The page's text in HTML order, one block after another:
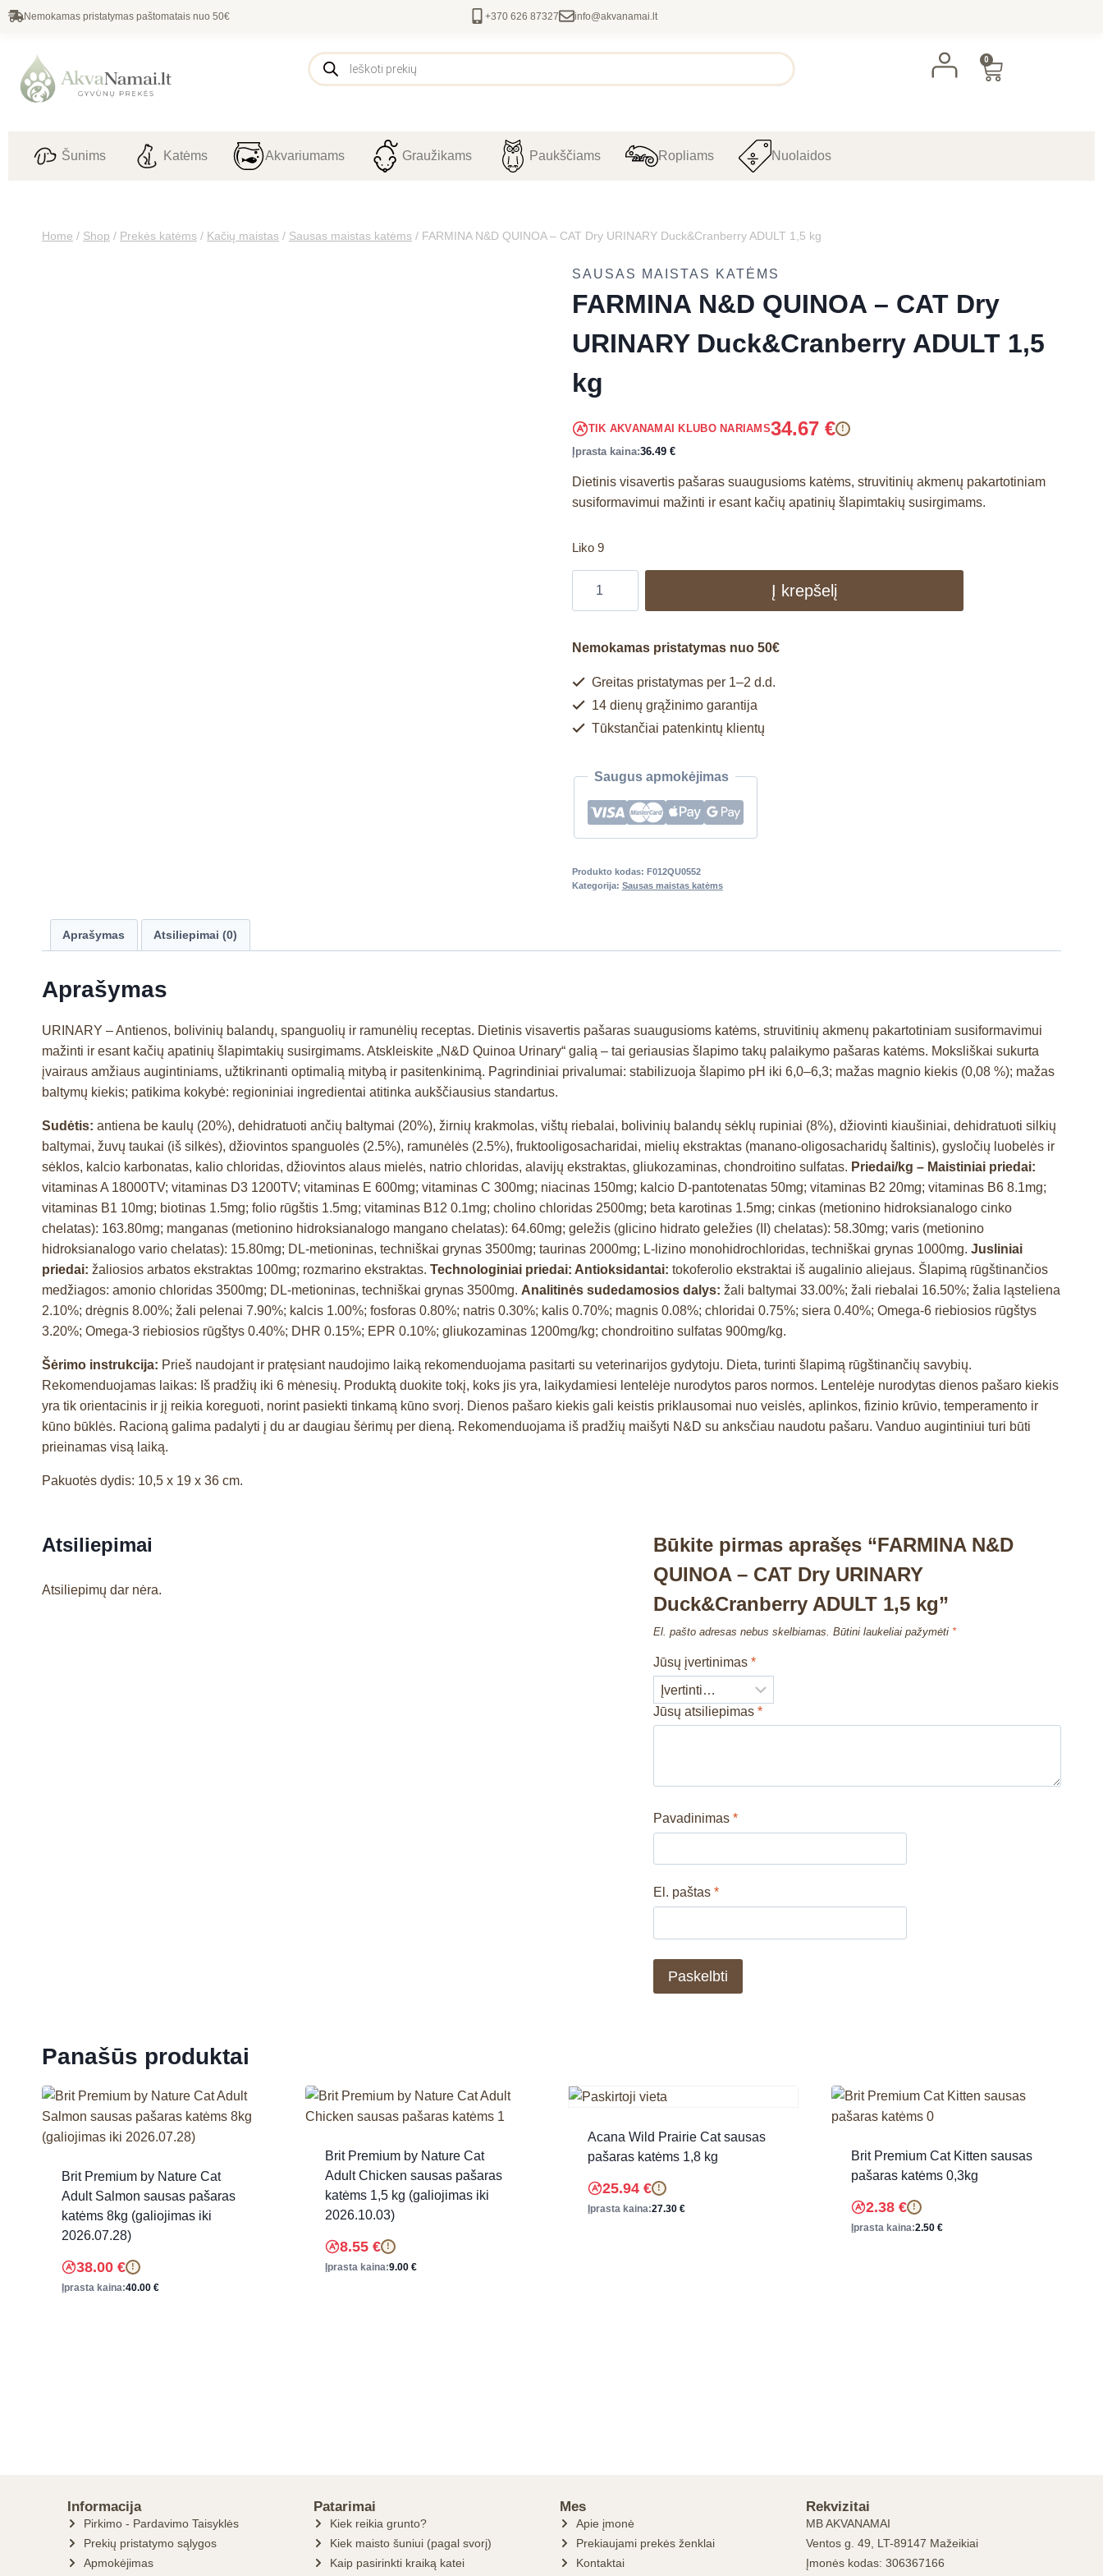
Nemokamas pristatymas paštomatais nuo 50€ +370 626 87327 info@akvanamai.lt
0
Šunims Katėms Akvariumams Graužikams Paukščiams Ropliams Nuolaidos
Home / Shop / Prekės katėms / Kačių maistas / Sausas maistas katėms / FARMINA N&D QUINOA – CAT Dry URINARY Duck&Cranberry ADULT 1,5 kg
SAUSAS MAISTAS KATĖMS
FARMINA N&D QUINOA – CAT Dry
URINARY Duck&Cranberry ADULT 1,5
kg
TIK AKVANAMAI KLUBO NARIAMS34.67 € !
Įprasta kaina:36.49 €
Dietinis visavertis pašaras suaugusioms katėms, struvitinių akmenų pakartotiniam
susiformavimui mažinti ir esant kačių apatinių šlapimtakių susirgimams.
Liko 9
Į krepšelį
Nemokamas pristatymas nuo 50€
Greitas pristatymas per 1–2 d.d.
14 dienų grąžinimo garantija
Tūkstančiai patenkintų klientų
Saugus apmokėjimas
Produkto kodas: F012QU0552
Kategorija: Sausas maistas katėms
Aprašymas Atsiliepimai (0)
Aprašymas
URINARY – Antienos, bolivinių balandų, spanguolių ir ramunėlių receptas. Dietinis visavertis pašaras suaugusioms katėms, struvitinių akmenų pakartotiniam susiformavimui
mažinti ir esant kačių apatinių šlapimtakių susirgimams. Atskleiskite „N&D Quinoa Urinary“ galią – tai geriausias šlapimo takų palaikymo pašaras katėms. Moksliškai sukurta
įvairaus amžiaus augintiniams, užtikrinanti optimalią mitybą ir pasitenkinimą. Pagrindiniai privalumai: stabilizuoja šlapimo pH iki 6,0–6,3; mažas magnio kiekis (0,08 %); mažas
baltymų kiekis; patikima kokybė: regioniniai ingredientai atitinka aukščiausius standartus.
Sudėtis: antiena be kaulų (20%), dehidratuoti ančių baltymai (20%), žirnių krakmolas, vištų riebalai, bolivinių balandų sėklų rupiniai (8%), džiovinti kiaušiniai, dehidratuoti silkių
baltymai, žuvų taukai (iš silkės), džiovintos spanguolės (2.5%), ramunėlės (2.5%), fruktooligosacharidai, mielių ekstraktas (manano-oligosacharidų šaltinis), gysločių luobelės ir
sėklos, kalcio karbonatas, kalio chloridas, džiovintos alaus mielės, natrio chloridas, alavijų ekstraktas, gliukozaminas, chondroitino sulfatas. Priedai/kg – Maistiniai priedai:
vitaminas A 18000TV; vitaminas D3 1200TV; vitaminas E 600mg; vitaminas C 300mg; niacinas 150mg; kalcio D-pantotenatas 50mg; vitaminas B2 20mg; vitaminas B6 8.1mg;
vitaminas B1 10mg; biotinas 1.5mg; folio rūgštis 1.5mg; vitaminas B12 0.1mg; cholino chloridas 2500mg; beta karotinas 1.5mg; cinkas (metionino hidroksianalogo cinko
chelatas): 163.80mg; manganas (metionino hidroksianalogo mangano chelatas): 64.60mg; geležis (glicino hidrato geležies (II) chelatas): 58.30mg; varis (metionino
hidroksianalogo vario chelatas): 15.80mg; DL-metioninas, techniškai grynas 3500mg; taurinas 2000mg; L-lizino monohidrochloridas, techniškai grynas 1000mg. Jusliniai
priedai: žaliosios arbatos ekstraktas 100mg; rozmarino ekstraktas. Technologiniai priedai: Antioksidantai: tokoferolio ekstraktai iš augalinio aliejaus. Šlapimą rūgštinančios
medžiagos: amonio chloridas 3500mg; DL-metioninas, techniškai grynas 3500mg. Analitinės sudedamosios dalys: žali baltymai 33.00%; žali riebalai 16.50%; žalia ląsteliena
2.10%; drėgnis 8.00%; žali pelenai 7.90%; kalcis 1.00%; fosforas 0.80%; natris 0.30%; kalis 0.70%; magnis 0.08%; chloridai 0.75%; siera 0.40%; Omega-6 riebiosios rūgštys
3.20%; Omega-3 riebiosios rūgštys 0.40%; DHR 0.15%; EPR 0.10%; gliukozaminas 1200mg/kg; chondroitino sulfatas 900mg/kg.
Šėrimo instrukcija: Prieš naudojant ir pratęsiant naudojimo laiką rekomenduojama pasitarti su veterinarijos gydytoju. Dieta, turinti šlapimą rūgštinančių savybių.
Rekomenduojamas laikas: Iš pradžių iki 6 mėnesių. Produktą duokite tokį, koks jis yra, laikydamiesi lentelėje nurodytos paros normos. Lentelėje nurodytas dienos pašaro kiekis
yra tik orientacinis ir jį reikia koreguoti, norint pasiekti tinkamą kūno svorį. Dienos pašaro kiekis gali keistis priklausomai nuo veislės, aplinkos, fizinio krūvio, temperamento ir
kūno būklės. Racioną galima padalyti į du ar daugiau šėrimų per dieną. Rekomenduojama iš pradžių maišyti N&D su anksčiau naudotu pašaru. Vanduo augintiniui turi būti
prieinamas visą laiką.
Pakuotės dydis: 10,5 x 19 x 36 cm.
Atsiliepimai
Atsiliepimų dar nėra.
Būkite pirmas aprašęs “FARMINA N&D
QUINOA – CAT Dry URINARY
Duck&Cranberry ADULT 1,5 kg”
El. pašto adresas nebus skelbiamas. Būtini laukeliai pažymėti *
Jūsų įvertinimas*
Jūsų atsiliepimas*
Pavadinimas*
El. paštas*
Panašūs produktai
Brit Premium by Nature Cat
Adult Salmon sausas pašaras
katėms 8kg (galiojimas iki
2026.07.28)
38.00 € !
Įprasta kaina:40.00 €
Brit Premium by Nature Cat
Adult Chicken sausas pašaras
katėms 1,5 kg (galiojimas iki
2026.10.03)
8.55 € !
Įprasta kaina:9.00 €
Acana Wild Prairie Cat sausas
pašaras katėms 1,8 kg
25.94 € !
Įprasta kaina:27.30 €
Brit Premium Cat Kitten sausas
pašaras katėms 0,3kg
2.38 € !
Įprasta kaina:2.50 €
Informacija
Pirkimo - Pardavimo Taisyklės
Prekių pristatymo sąlygos
Apmokėjimas
Patarimai
Kiek reikia grunto?
Kiek maisto šuniui (pagal svorį)
Kaip pasirinkti kraiką katei
Mes
Apie įmonė
Prekiaujami prekės ženklai
Kontaktai
Rekvizitai
MB AKVANAMAI
Ventos g. 49, LT-89147 Mažeikiai
Įmonės kodas: 306367166